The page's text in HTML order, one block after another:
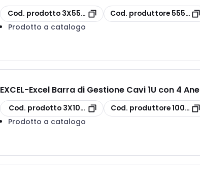
copia
Cod. prodotto 3X555-073copia
Cod. produttore 555-073
Prodotto a catalogo
EXCEL-Excel Barra di Gestione Cavi 1U con 4
copiaCod. prodotto 3X100-582copia
Cod. produttore100-582
Prodotto a catalogo